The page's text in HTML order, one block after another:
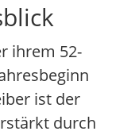
ihrem 52-
ist der
durch